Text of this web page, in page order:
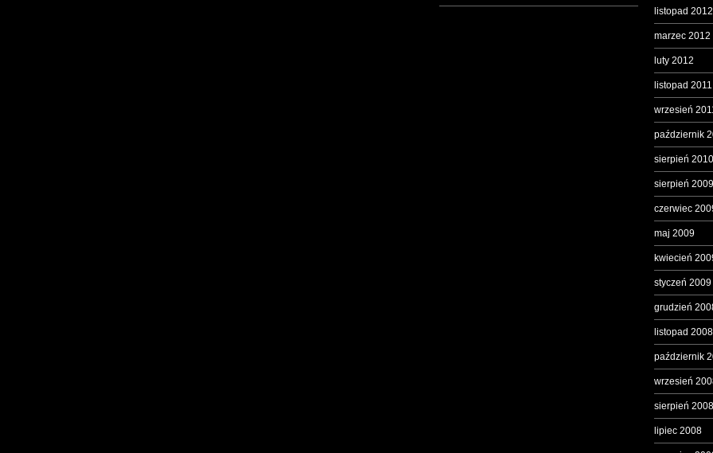
listopad 2012
marzec 2012
luty 2012
listopad 2011
wrzesień
październik
sierpień 2010
sierpień 2009
czerwiec
maj 2009
kwiecień
styczeń 2009
grudzień
listopad 2008
październik
wrzesień
sierpień 2008
lipiec 2008